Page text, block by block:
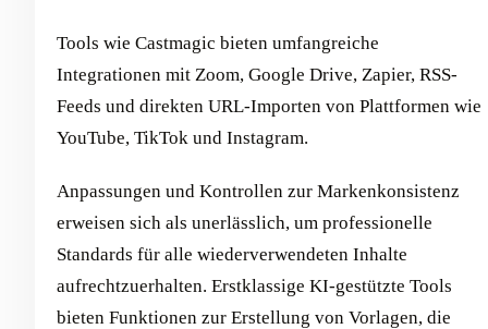
Tools wie Castmagic bieten umfangreiche
Integrationen mit Zoom, Google Drive, Zapier, RSS-
Feeds und direkten URL-Importen von Plattformen wie
YouTube, TikTok und Instagram.
Anpassungen und Kontrollen zur Markenkonsistenz
erweisen sich als unerlässlich, um professionelle
Standards für alle wiederverwendeten Inhalte
aufrechtzuerhalten. Erstklassige KI-gestützte Tools
bieten Funktionen zur Erstellung von Vorlagen, die